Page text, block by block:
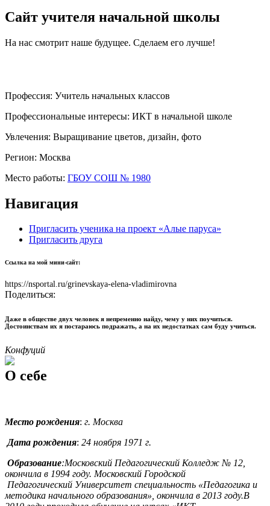
Сайт учителя начальной школы
На нас смотрит наше будущее. Сделаем его лучше!
Профессия: Учитель начальных классов
Профессиональные интересы: ИКТ в начальной школе
Увлечения: Выращивание цветов, дизайн, фото
Регион: Москва
Место работы: ГБОУ СОШ № 1980
Навигация
Пригласить ученика на проект «Алые паруса»
Пригласить друга
Ссылка на мой мини-сайт:
https://nsportal.ru/grinevskaya-elena-vladimirovna
Поделиться:
Даже в обществе двух человек я непременно найду, чему у них поучиться.
Достоинствам их я постараюсь подражать, а на их недостатках сам буду учиться.
Конфуций
О себе
Место рождения: г. Москва
Дата рождения: 24 ноября 1971 г.
Образование:Московский Педагогический Колледж № 12,
окончила в 1994 году. Московский Городской
Педагогический Университет специальность «Педагогика и
методика начального образования», окончила в 2013 году.В